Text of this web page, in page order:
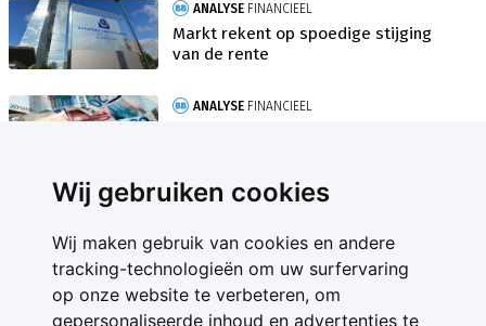
Wij gebruiken cookies
Wij maken gebruik van cookies en andere
tracking-technologieën om uw surfervaring
op onze website te verbeteren, om
gepersonaliseerde inhoud en advertenties te
ANALYSE FINANCIEEL
Markt rekent op spoedige stijging
van de rente
ANALYSE FINANCIEEL